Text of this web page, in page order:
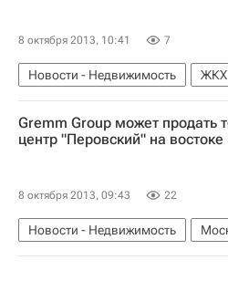
8 октября 2013, 10:41 7
Новости - Недвижимость ЖКХ
Россия
Gremm Group может продать
центр "Перовский" на
8 октября 2013, 09:43 22
Новости - Недвижимость
Коммерческая недвижимость